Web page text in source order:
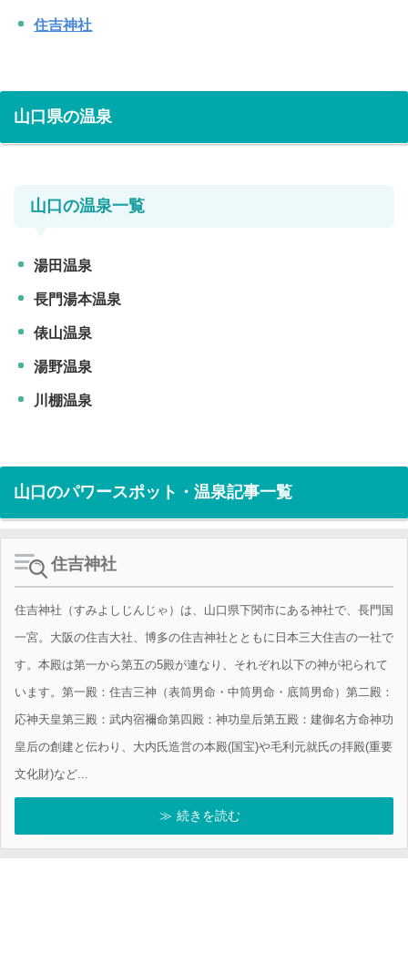
住吉神社
山口県の温泉
山口の温泉一覧
湯田温泉
長門湯本温泉
俵山温泉
湯野温泉
川棚温泉
山口のパワースポット・温泉記事一覧
住吉神社
住吉神社（すみよしじんじゃ）は、山口県下関市にある神社で、長門国
一宮。大阪の住吉大社、博多の住吉神社とともに日本三大住吉の一社で
す。本殿は第一から第五の5殿が連なり、それぞれ以下の神が祀られて
います。第一殿：住吉三神（表筒男命・中筒男命・底筒男命）第二殿：
応神天皇第三殿：武内宿禰命第四殿：神功皇后第五殿：建御名方命神功
皇后の創建と伝わり、大内氏造営の本殿(国宝)や毛利元就氏の拝殿(重要
文化財)など...
続きを読む